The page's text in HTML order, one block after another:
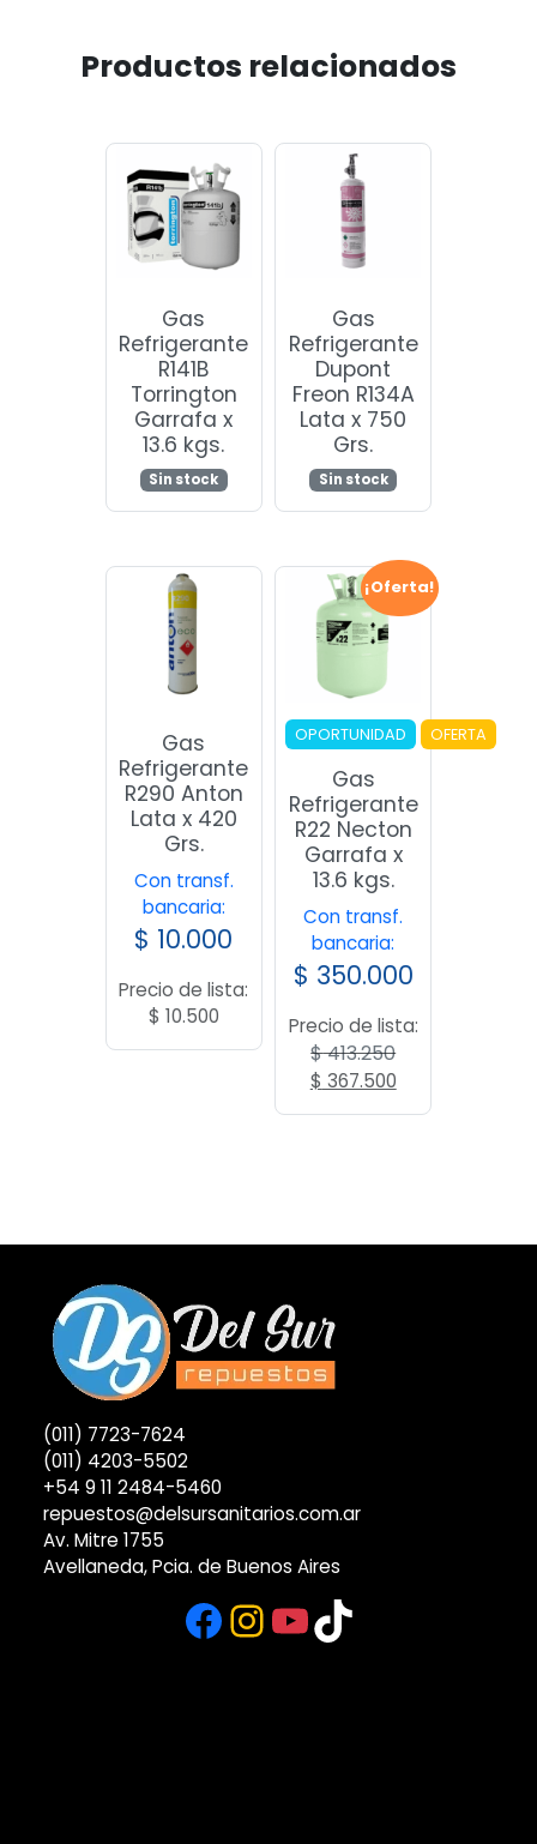
Productos relacionados
Gas
Refrigerante
R141B
Torrington
Garrafa x
13.6 kgs.
Sin stock
Gas
Refrigerante
Dupont
Freon R134A
Lata x 750
Grs.
Sin stock
Gas
Refrigerante
R290 Anton
Lata x 420
Grs.
Con transf.
bancaria:
$ 10.000
Precio de lista:
$ 10.500
¡Oferta!
OPORTUNIDAD OFERTA
Gas
Refrigerante
R22 Necton
Garrafa x
13.6 kgs.
Con transf.
bancaria:
$ 350.000
Precio de lista:
$413.250
El
$ 367.500El
precio
(011) 7723-7624
(011) 4203-5502
+54 9 11 2484-5460
repuestos@delsursanitarios.com.ar
Av. Mitre 1755
Avellaneda, Pcia. de Buenos Aires
Facebook
Instagram
YouTube
TikTok